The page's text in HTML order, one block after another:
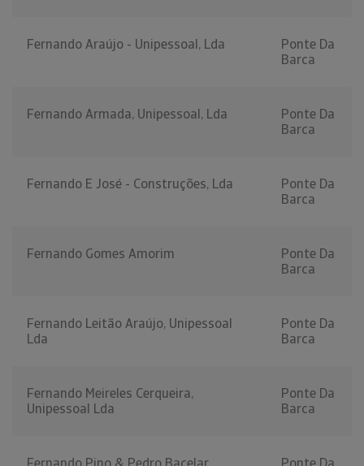
Fernando Araújo - Unipessoal, Lda
Ponte Da
Barca
Fernando Armada, Unipessoal, Lda
Ponte Da
Barca
Fernando E José - Construções, Lda
Ponte Da
Barca
Fernando Gomes Amorim
Ponte Da
Barca
Fernando Leitão Araújo, Unipessoal
Lda
Ponte Da
Barca
Fernando Meireles Cerqueira,
Unipessoal Lda
Ponte Da
Barca